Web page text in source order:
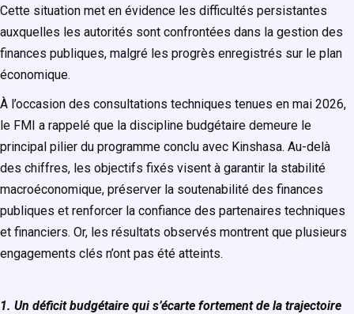
Cette situation met en évidence les difficultés persistantes
auxquelles les autorités sont confrontées dans la gestion des
finances publiques, malgré les progrès enregistrés sur le plan
économique.
À l’occasion des consultations techniques tenues en mai 2026,
le FMI a rappelé que la discipline budgétaire demeure le
principal pilier du programme conclu avec Kinshasa. Au-delà
des chiffres, les objectifs fixés visent à garantir la stabilité
macroéconomique, préserver la soutenabilité des finances
publiques et renforcer la confiance des partenaires techniques
et financiers. Or, les résultats observés montrent que plusieurs
engagements clés n’ont pas été atteints.
1. Un déficit budgétaire qui s’écarte fortement de la trajectoire